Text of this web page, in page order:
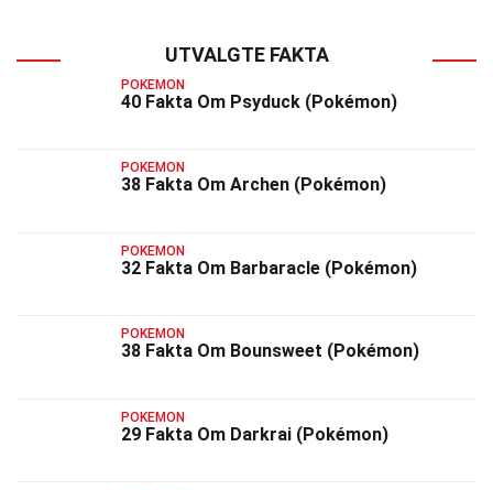
UTVALGTE FAKTA
POKEMON
40 Fakta Om Psyduck (Pokémon)
POKEMON
38 Fakta Om Archen (Pokémon)
POKEMON
32 Fakta Om Barbaracle (Pokémon)
POKEMON
38 Fakta Om Bounsweet (Pokémon)
POKEMON
29 Fakta Om Darkrai (Pokémon)